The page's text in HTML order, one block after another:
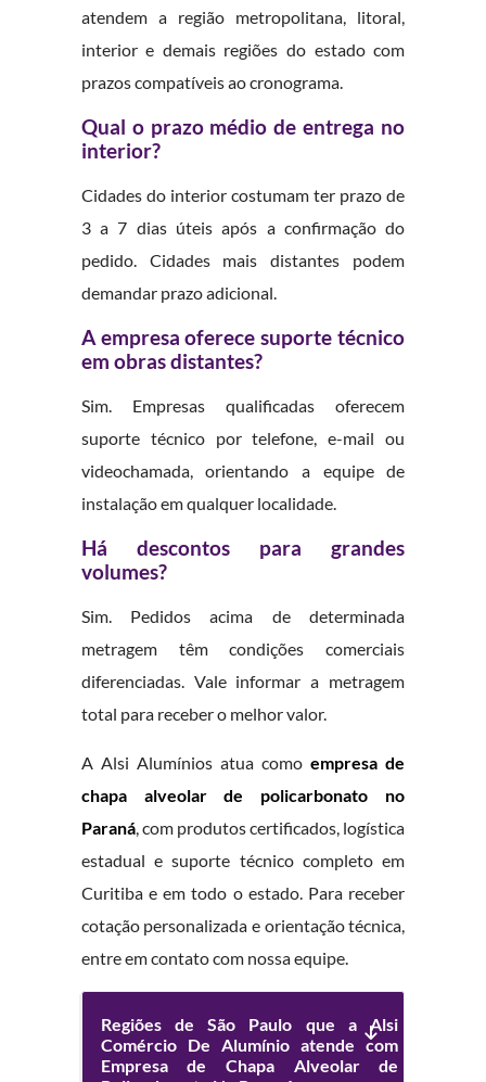
atendem a região metropolitana, litoral,
interior e demais regiões do estado com
prazos compatíveis ao cronograma.
Qual o prazo médio de entrega no
interior?
Cidades do interior costumam ter prazo de
3 a 7 dias úteis após a confirmação do
pedido. Cidades mais distantes podem
demandar prazo adicional.
A empresa oferece suporte técnico
em obras distantes?
Sim. Empresas qualificadas oferecem
suporte técnico por telefone, e-mail ou
videochamada, orientando a equipe de
instalação em qualquer localidade.
Há descontos para grandes
volumes?
Sim. Pedidos acima de determinada
metragem têm condições comerciais
diferenciadas. Vale informar a metragem
total para receber o melhor valor.
A Alsi Alumínios atua comoempresa de
chapa alveolar de policarbonato no
Paraná, com produtos certificados, logística
estadual e suporte técnico completo em
Curitiba e em todo o estado. Para receber
cotação personalizada e orientação técnica,
entre em contato com nossa equipe.
Regiões de São Paulo que a Alsi
Comércio De Alumínio atende com
Empresa de Chapa Alveolar de